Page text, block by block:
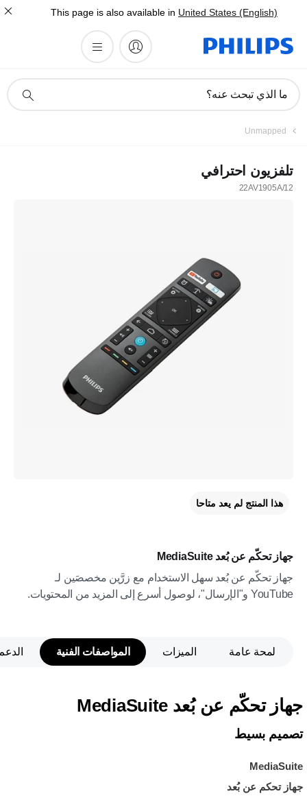
This page is also available in United States (English)
دعم
ما الذي تبحث عنه؟
Unmapped
تلفزيون احترافي
22AV1905A/12
جهاز تحكّم عن بُعد MediaSuite
جهاز تحكّم عن بُعد سهل الاستخدام مع زرَّين مخصصَين لـ
YouTube و"الإرسال"، لوصول أسرع إلى المزيد من المحتويات.
هذا المنتج لم يعد متاحا
لمحة عامة الميزات المواصفات الفنية
جهاز تحكّم عن بُعد MediaSuite
تصميم بسيط
MediaSuite
جهاز تحكم عن بُعد